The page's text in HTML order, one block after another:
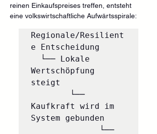
reinen Einkaufspreises treffen, entsteht
eine volkswirtschaftliche Aufwärtsspirale:
Regionale/Resilient
e Entscheidung
Wertschöpfung
steigt
Kaufkraft wird im
System gebunden